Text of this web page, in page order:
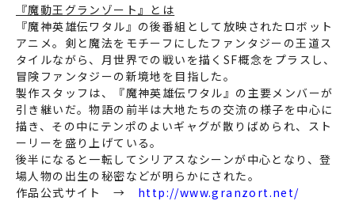
『魔動王グランゾート』とは
『魔神英雄伝ワタル』の後番組として放映されたロボット
アニメ。剣と魔法をモチーフにしたファンタジーの王道ス
タイルながら、月世界での戦いを描くSF概念をプラスし、
冒険ファンタジーの新境地を目指した。
製作スタッフは、『魔神英雄伝ワタル』の主要メンバーが
引き継いだ。物語の前半は大地たちの交流の様子を中心に
描き、その中にテンポのよいギャグが散りばめられ、スト
ーリーを盛り上げている。
後半になると一転してシリアスなシーンが中心となり、登
場人物の出生の秘密などが明らかにされた。
作品公式サイト → http://www.granzort.net/